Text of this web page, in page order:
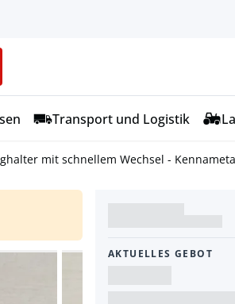
Transport und Logistik
mit schnellem Wechsel -
AKTUELLES GEBOT